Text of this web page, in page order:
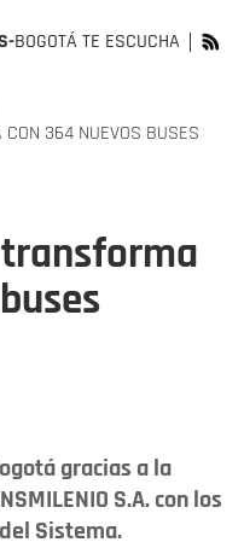
BOGOTÁ TE ESCUCHA
364 NUEVOS BUSES
gracias a la
S.A. con los
Sistema.